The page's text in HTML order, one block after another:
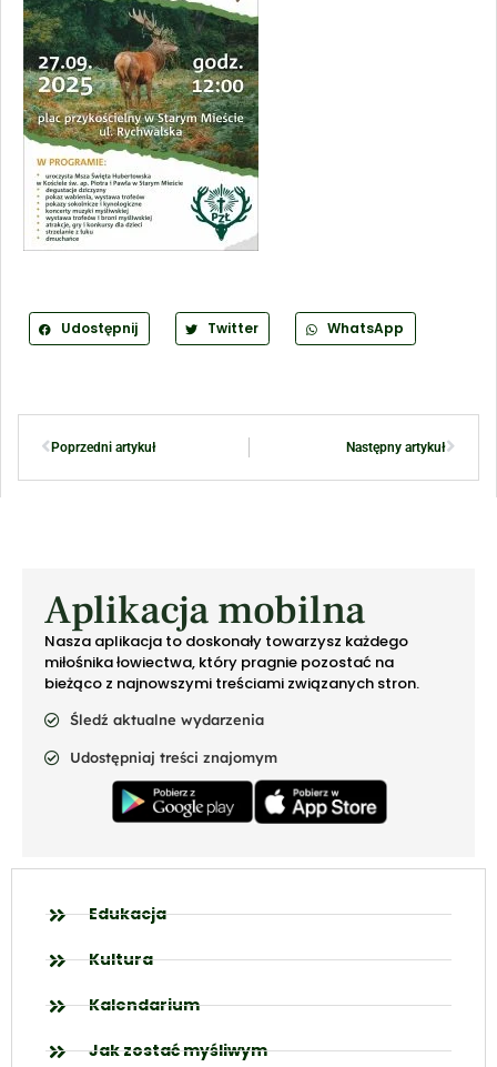
Udostępnij Twitter WhatsApp
Poprzedni artykuł Następny artykuł
Aplikacja mobilna
Nasza aplikacja to doskonały towarzysz każdego
miłośnika łowiectwa, który pragnie pozostać na
bieżąco z najnowszymi treściami związanych stron.
Śledź aktualne wydarzenia
Udostępniaj treści znajomym
Edukacja
Kultura
Kalendarium
Jak zostać myśliwym